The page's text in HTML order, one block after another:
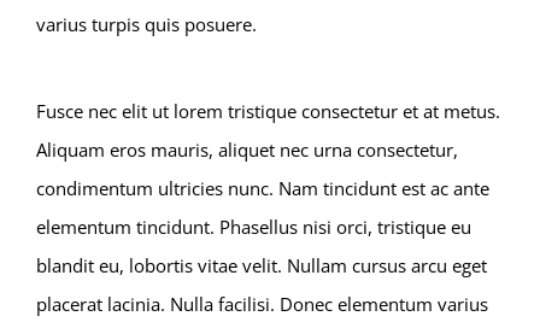
varius turpis quis posuere.
Fusce nec elit ut lorem tristique consectetur et at metus.
Aliquam eros mauris, aliquet nec urna consectetur,
condimentum ultricies nunc. Nam tincidunt est ac ante
elementum tincidunt. Phasellus nisi orci, tristique eu
blandit eu, lobortis vitae velit. Nullam cursus arcu eget
placerat lacinia. Nulla facilisi. Donec elementum varius